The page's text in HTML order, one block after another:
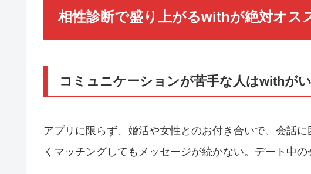
相性診断で盛り上がるwithが絶対オス
コミュニケーションが苦手な人はwithが
アプリに限らず、婚活や女性とのお付き合いで、会話
くマッチングしてもメッセージが続かない。デート中の